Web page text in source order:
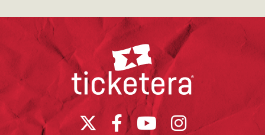
Soto.
Ticketera